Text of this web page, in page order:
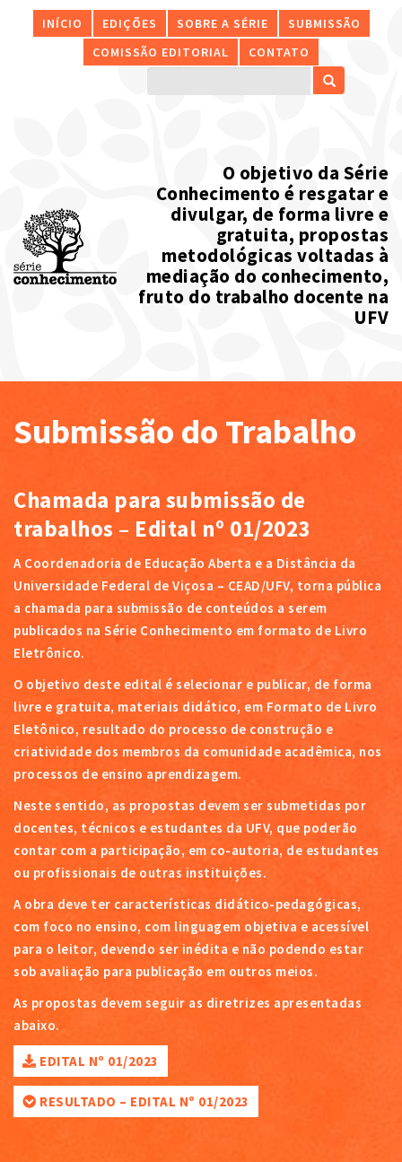
INÍCIO EDIÇÕES SOBRE A SÉRIE
SUBMISSÃO
COMISSÃO EDITORIAL
CONTATO
O objetivo da Série
Conhecimento é resgatar e
divulgar, de forma livre e
gratuita, propostas
metodológicas voltadas à
mediação do conhecimento,
fruto do trabalho docente na
UFV
Submissão do Trabalho
Chamada para submissão de
trabalhos – Edital nº 01/2023
A Coordenadoria de Educação Aberta e a Distância da
Universidade Federal de Viçosa – CEAD/UFV, torna pública
a chamada para submissão de conteúdos a serem
publicados na Série Conhecimento em formato de Livro
Eletrônico.
O objetivo deste edital é selecionar e publicar, de forma
livre e gratuita, materiais didático, em Formato de Livro
Eletônico, resultado do processo de construção e
criatividade dos membros da comunidade acadêmica, nos
processos de ensino aprendizagem.
Neste sentido, as propostas devem ser submetidas por
docentes, técnicos e estudantes da UFV, que poderão
contar com a participação, em co-autoria, de estudantes
ou profissionais de outras instituições.
A obra deve ter características didático-pedagógicas,
com foco no ensino, com linguagem objetiva e acessível
para o leitor, devendo ser inédita e não podendo estar
sob avaliação para publicação em outros meios.
As propostas devem seguir as diretrizes apresentadas
abaixo.
EDITAL Nº 01/2023
RESULTADO – EDITAL Nº 01/2023